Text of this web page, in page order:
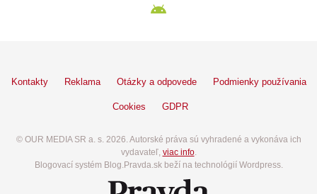
Kontakty Reklama Otázky a odpovede Podmienky používania
Cookies GDPR
© OUR MEDIA SR a. s. 2026. Autorské práva sú vyhradené a vykonáva ich
vydavateľ, viac info.
Blogovací systém Blog.Pravda.sk beží na technológií Wordpress.